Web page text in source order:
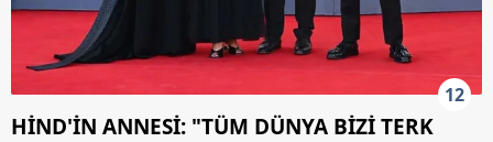
12
HİND'İN ANNESİ: "TÜM DÜNYA BİZİ TERK